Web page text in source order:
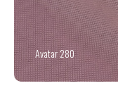
Avatar 280